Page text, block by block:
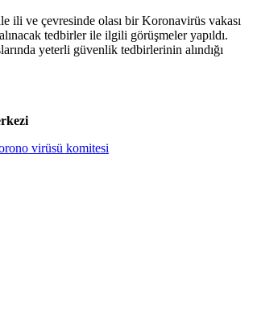
ili ve çevresinde olası bir Koronavirüs vakası
alınacak tedbirler ile ilgili görüşmeler yapıldı.
yeterli güvenlik tedbirlerinin alındığı
virüsü komitesi